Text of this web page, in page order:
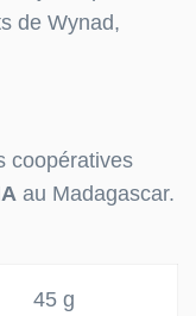
de Wynad,
coopératives
au Madagascar.
45 g